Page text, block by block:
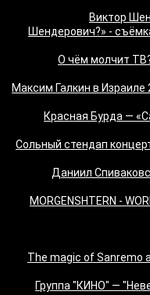
Виктор
Шендерович?» -
«О чём молчит
Максим Галкин в
Красная Бурда —
"Сольный стендап
"Даниил
MORGENSHTERN -
"The magic of Sanremo
Группа "КИНО" —